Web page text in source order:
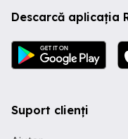
Descarcă aplicația
Suport clienți